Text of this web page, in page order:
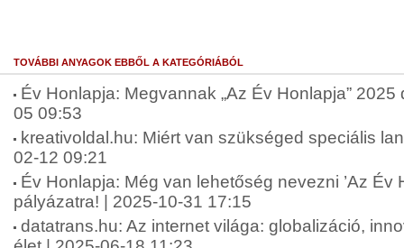
TOVÁBBI ANYAGOK EBBŐL A KATEGÓRIÁBÓL
Év Honlapja: Megvannak „Az Év Honlapja”
05 09:53
kreativoldal.hu: Miért van szükséged speciális
02-12 09:21
Év Honlapja: Még van lehetőség nevezni ’Az Év
pályázatra! | 2025-10-31 17:15
datatrans.hu: Az internet világa: globalizáció,